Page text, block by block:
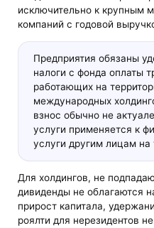
исключительно к крупным
компаний с годовой
Предприятия обязаны
налоги с фонда оплаты
работающих на
международных
взнос обычно не
услуги применяется к
услуги другим лицам на
Для холдингов, не
дивиденды не облагаются
прирост капитала,
роялти для нерезидентов